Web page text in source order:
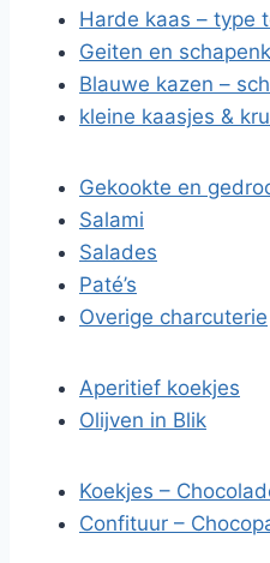
Harde kaas – type
Geiten en
Blauwe kazen –
kleine kaasjes &
Gekookte en
Salami
Salades
Paté’s
Overige charcuterie
Aperitief koekjes
Olijven in Blik
Koekjes –
Confituur –